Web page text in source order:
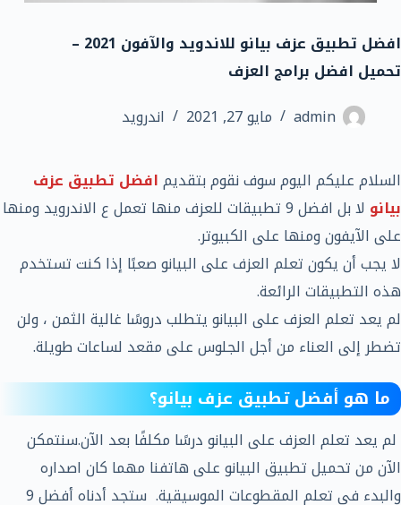
افضل تطبيق عزف بيانو للاندويد والآفون 2021 –
تحميل افضل برامج العزف
admin
مايو 27, 2021 اندرويد
السلام عليكم اليوم سوف نقوم بتقديمافضل تطبيق عزف
بيانو
لا بل افضل 9 تطبيقات للعزف منها تعمل ع الاندرويد ومنها
على الآيفون ومنها على الكبيوتر.
لا يجب أن يكون تعلم العزف على البيانو صعبًا إذا كنت تستخدم
هذه التطبيقات الرائعة.
لم يعد تعلم العزف على البيانو يتطلب دروسًا غالية الثمن ، ولن
تضطر إلى العناء من أجل الجلوس على مقعد لساعات طويلة.
ما هو أفضل تطبيق عزف بيانو؟
لم يعد تعلم العزف على البيانو درسًا مكلفًا بعد الآن.سنتمكن
الآن من تحميل تطبيق البيانو على هاتفنا مهما كان اصداره
والبدء في تعلم المقطوعات الموسيقية. ستجد أدناه أفضل 9